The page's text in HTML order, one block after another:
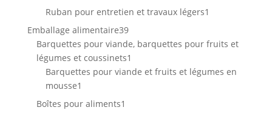
produit
Ruban pour entretien et travaux légers1
Emballage alimentaire3939
produits
Barquettes pour viande, barquettes pour fruits et
légumes et coussinets1
produit
Barquettes pour viande et fruits et légumes en
mousse1
produit
Boîtes pour aliments1